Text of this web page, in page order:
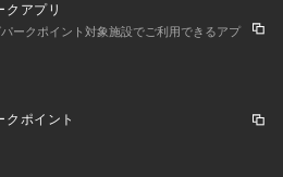
クアプリ
ークポイント対象施設でご利用できるアプ
ポイント